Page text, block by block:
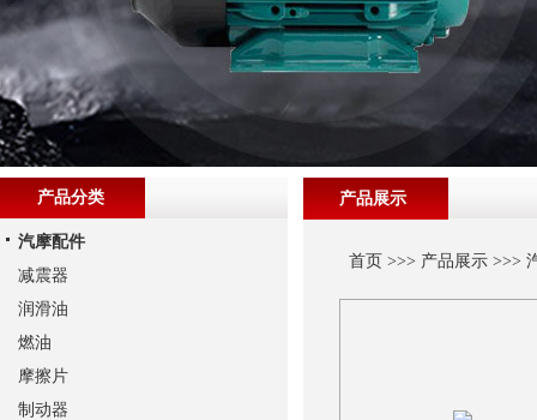
产品展示
首页 >>> 产品展示>>>
产品分类
汽摩配件
减震器
润滑油
燃油
摩擦片
制动器